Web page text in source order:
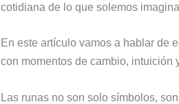
cotidiana de lo que solemos
En este artículo vamos a hablar de
con momentos de cambio, intuición
Las runas no son solo símbolos,